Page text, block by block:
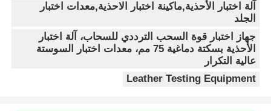
آلة اختبار الأحذية,ماكينة اختبار الاحذية,معدات اختبار
الجلد
جهاز اختبار قوة السحب الترددي للسحاب، آلة اختبار
الأحذية بسكتة دماغية 75 مم، معدات اختبار السوستة
عالية التكرار
Leather Testing Equipment